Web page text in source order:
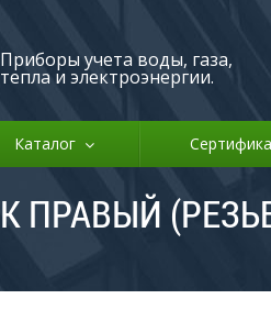
Приборы учета воды, газа,
тепла и электроэнергии.
Каталог
ПРАВЫЙ